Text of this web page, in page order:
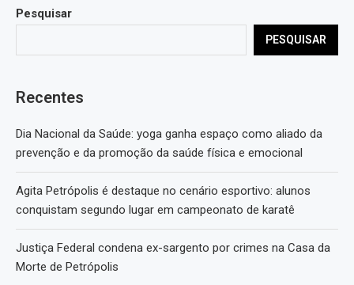
Pesquisar
PESQUISAR
Recentes
Dia Nacional da Saúde: yoga ganha espaço como aliado da
prevenção e da promoção da saúde física e emocional
Agita Petrópolis é destaque no cenário esportivo: alunos
conquistam segundo lugar em campeonato de karatê
Justiça Federal condena ex-sargento por crimes na Casa da
Morte de Petrópolis